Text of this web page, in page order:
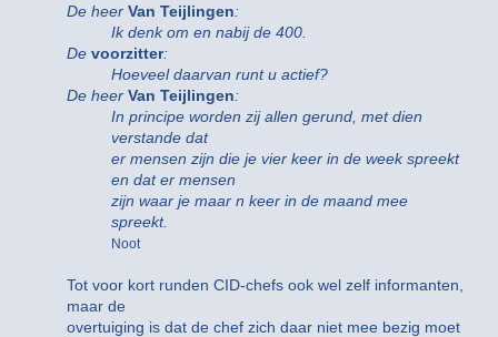
De heer Van Teijlingen:
Ik denk om en nabij de 400.
De voorzitter:
Hoeveel daarvan runt u actief?
De heer Van Teijlingen:
In principe worden zij allen gerund, met dien
verstande dat
er mensen zijn die je vier keer in de week spreekt
en dat er mensen
zijn waar je maar n keer in de maand mee
spreekt.
Noot
Tot voor kort runden CID-chefs ook wel zelf informanten,
maar de
overtuiging is dat de chef zich daar niet mee bezig moet